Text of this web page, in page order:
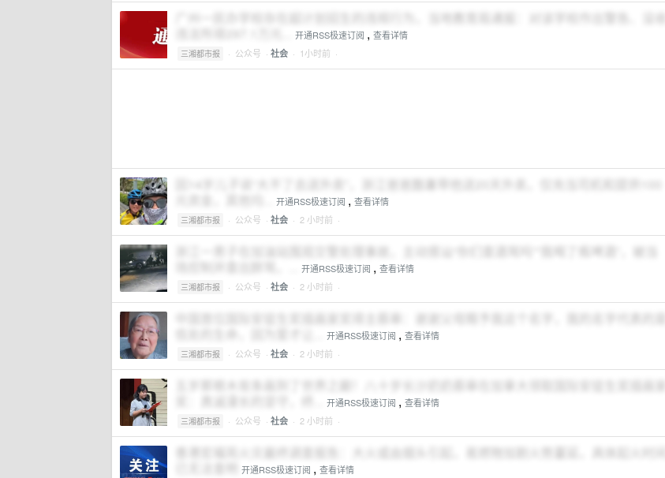
广州一民办学校存在超计划招生的违规行为，当地教育局通报：对该学校作出警告、没收
开通RSS极速订阅 , 查看详情
三湘都市报 · 公众号 · 社会 · 1小时前 ·
因14岁儿子说“大不了去送外卖”，浙江爸爸酷暑带他送20天外卖，仅充当司机和提供100
开通RSS极速订阅 , 查看详情
三湘都市报 · 公众号 · 社会 · 2 小时前 ·
浙江一男子在加油站围观交警处理事故，主动搭讪“你们查酒驾吗”“我喝了瓶啤酒”，被当
开通RSS极速订阅 , 查看详情
三湘都市报 · 公众号 · 社会 · 2 小时前 ·
开通RSS极速订阅 , 查看详情
三湘都市报 · 公众号 · 社会 · 2 小时前 ·
五岁那根木炭条画到了世界之巅！八十岁长沙奶奶蔡皋在加拿大领取国际安徒生奖插画家
开通RSS极速订阅 , 查看详情
三湘都市报 · 公众号 · 社会 · 2 小时前 ·
香港宏福苑火灾最终调查报告：大火或由烟头引起，易燃物加剧火势蔓延，具体起火时间
开通RSS极速订阅 , 查看详情